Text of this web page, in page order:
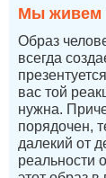
Мы живем
Образ
всегда
вас той
нужна.
порядочен,
далекий от
реальности